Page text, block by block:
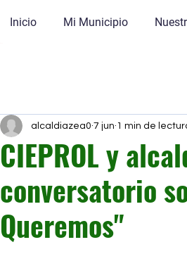
Inicio Mi Municipio
CIEPROL y
conversatorio
Queremos"
alcaldiazea0 7 jun 1 min de